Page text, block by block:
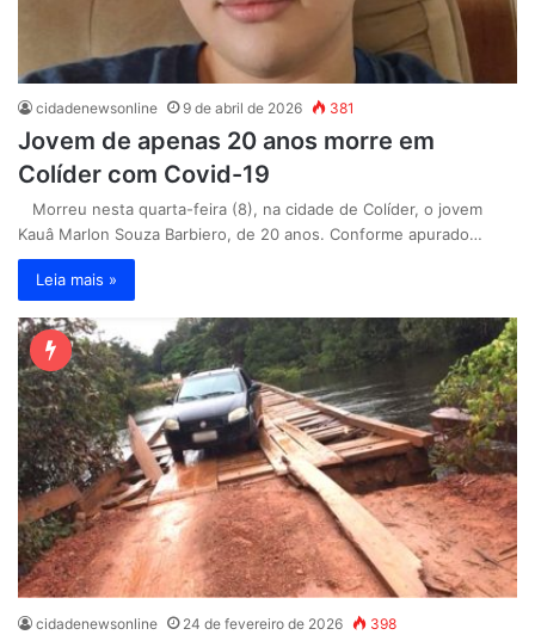
cidadenewsonline 9 de abril de 2026 381
Jovem de apenas 20 anos morre em
Colíder com Covid-19
Morreu nesta quarta-feira (8), na cidade de Colíder, o jovem
Kauâ Marlon Souza Barbiero, de 20 anos. Conforme apurado…
Leia mais »
cidadenewsonline 24 de fevereiro de 2026 398